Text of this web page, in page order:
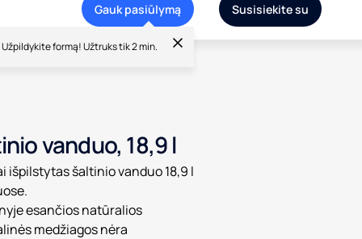
Gauk pasiūlymą
Užpildykite formą! Užtruks tik 2 min.
Susisiekite su
vanduo, 18,9 l
išpilstytas šaltinio vanduo 18,9 l
esančios natūralios
medžiagos nėra